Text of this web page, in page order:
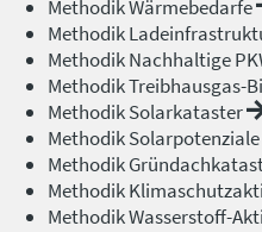
Methodik Wärmebedarfe
Methodik
Methodik Nachhaltige
Methodik Treibhausgas-
Methodik Solarkataster
Methodik Solarpotenziale
Methodik
Methodik
Methodik Wasserstoff-